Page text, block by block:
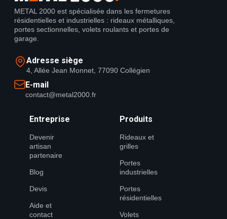
METAL 2000 est spécialisée dans les fermetures
résidentielles et industrielles : rideaux métalliques,
portes sectionnelles, volets roulants et portes de
garage.
Adresse siège
4, Allée Jean Monnet, 77090 Collégien
E-mail
contact@metal2000.fr
Entreprise
Devenir
artisan
partenaire
Blog
Devis
Aide et
contact
Produits
Rideaux et
grilles
Portes
industrielles
Portes
résidentielles
Volets